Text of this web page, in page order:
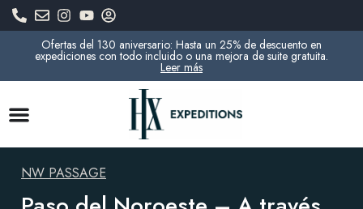
Ofertas del 130 aniversario: Hasta un 25% de descuento en
expediciones con todo incluido o una mejora de suite gratuita.
Leer más
NW PASSAGE